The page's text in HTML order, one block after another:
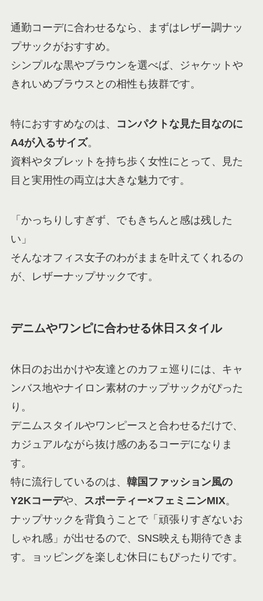
通勤コーデに合わせるなら、まずはレザー調ナッ
プサックがおすすめ。
シンプルな黒やブラウンを選べば、ジャケットや
きれいめブラウスとの相性も抜群です。
特におすすめなのは、
コンパクトな見た目なのに
A4が入るサイズ。
資料やタブレットを持ち歩く女性にとって、見た
目と実用性の両立は大きな魅力です。
「かっちりしすぎず、でもきちんと感は残した
い」
そんなオフィス女子のわがままを叶えてくれるの
が、レザーナップサックです。
デニムやワンピに合わせる休日スタイル
休日のお出かけや友達とのカフェ巡りには、キャ
ンバス地やナイロン素材のナップサックがぴった
り。
デニムスタイルやワンピースと合わせるだけで、
カジュアルながら抜け感のあるコーデになりま
す。
特に流行しているのは、 韓国ファッション風の
Y2Kコーデや、 スポーティー×フェミニンMIX。
ナップサックを背負うことで「頑張りすぎないお
しゃれ感」が出せるので、SNS映えも期待できま
す。ョッピングを楽しむ休日にもぴったりです。